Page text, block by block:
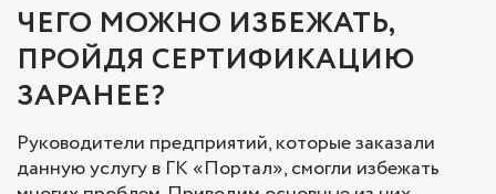
ЧЕГО МОЖНО ИЗБЕЖАТЬ,
ПРОЙДЯ СЕРТИФИКАЦИЮ
ЗАРАНЕЕ?
Руководители предприятий, которые заказали
данную услугу в ГК «Портал», смогли избежать